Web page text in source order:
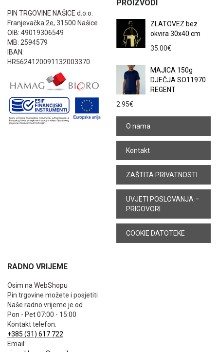
PIN TRGOVINE NAŠICE d.o.o.
Franjevačka 2e, 31500 Našice
OIB: 49019306549
MB: 2594579
IBAN:
HR5624120091132003370
PROIZVODI
ZLATOVEZ bez
okvira 30x40 cm
35.00€
MAJICA 150g
DJEČJA SO11970
REGENT
2.95€
O nama
Kontakt
ZAŠTITA PRIVATNOSTI
UVJETI POSLOVANJA –
PRIGOVORI
COOKIE DATOTEKE
RADNO VRIJEME
Osim na WebShopu
Pin trgovine možete i posjetiti
Naše radno vrijeme je od
Pon - Pet 07:00 - 15:00
Kontakt telefon:
+385 (31) 617 722
Email: